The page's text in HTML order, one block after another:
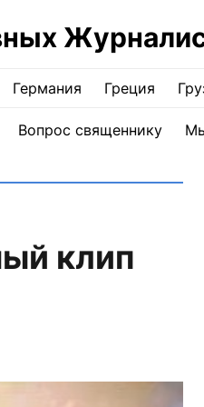
Германия Греция
Вопрос священнику
клип